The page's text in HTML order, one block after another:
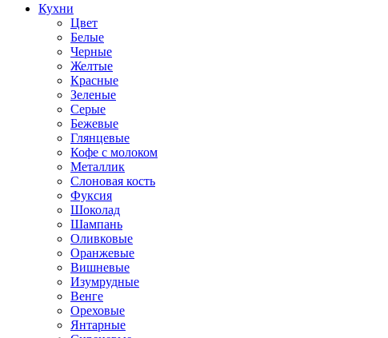
Кухни
Цвет
Белые
Черные
Желтые
Красные
Зеленые
Серые
Бежевые
Глянцевые
Кофе с молоком
Металлик
Слоновая кость
Фуксия
Шоколад
Шампань
Оливковые
Оранжевые
Вишневые
Изумрудные
Венге
Ореховые
Янтарные